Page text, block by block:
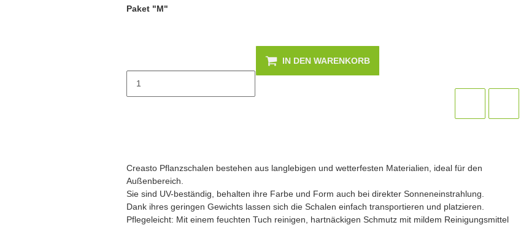
Paket "M"
IN DEN WARENKORB
Creasto Pflanzschalen bestehen aus langlebigen und wetterfesten Materialien, ideal für den
Außenbereich.
Sie sind UV-beständig, behalten ihre Farbe und Form auch bei direkter Sonneneinstrahlung.
Dank ihres geringen Gewichts lassen sich die Schalen einfach transportieren und platzieren.
Pflegeleicht: Mit einem feuchten Tuch reinigen, hartnäckigen Schmutz mit mildem Reinigungsmittel